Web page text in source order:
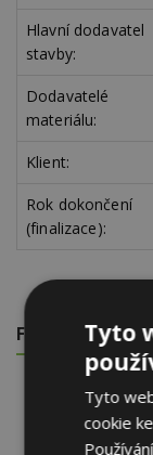
Hlavní dodavatel
stavby:
Dodavatelé
materiálu:
Klient:
Rok dokončení
(finalizace):
FOTOGALERIE
Tyto
Tyto
cookie